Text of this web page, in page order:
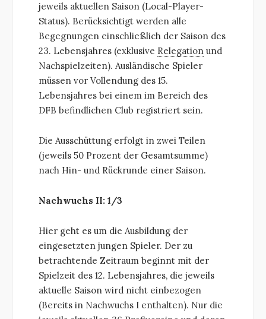
jeweils aktuellen Saison (Local-Player-
Status). Berücksichtigt werden alle
Begegnungen einschließlich der Saison des
23. Lebensjahres (exklusive Relegation und
Nachspielzeiten). Ausländische Spieler
müssen vor Vollendung des 15.
Lebensjahres bei einem im Bereich des
DFB befindlichen Club registriert sein.
Die Ausschüttung erfolgt in zwei Teilen
(jeweils 50 Prozent der Gesamtsumme)
nach Hin- und Rückrunde einer Saison.
Nachwuchs II: 1/3
Hier geht es um die Ausbildung der
eingesetzten jungen Spieler. Der zu
betrachtende Zeitraum beginnt mit der
Spielzeit des 12. Lebensjahres, die jeweils
aktuelle Saison wird nicht einbezogen
(Bereits in Nachwuchs I enthalten). Nur die